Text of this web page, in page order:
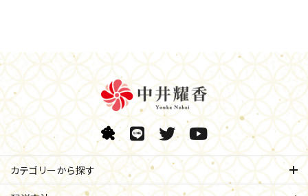
カテゴリーから探す